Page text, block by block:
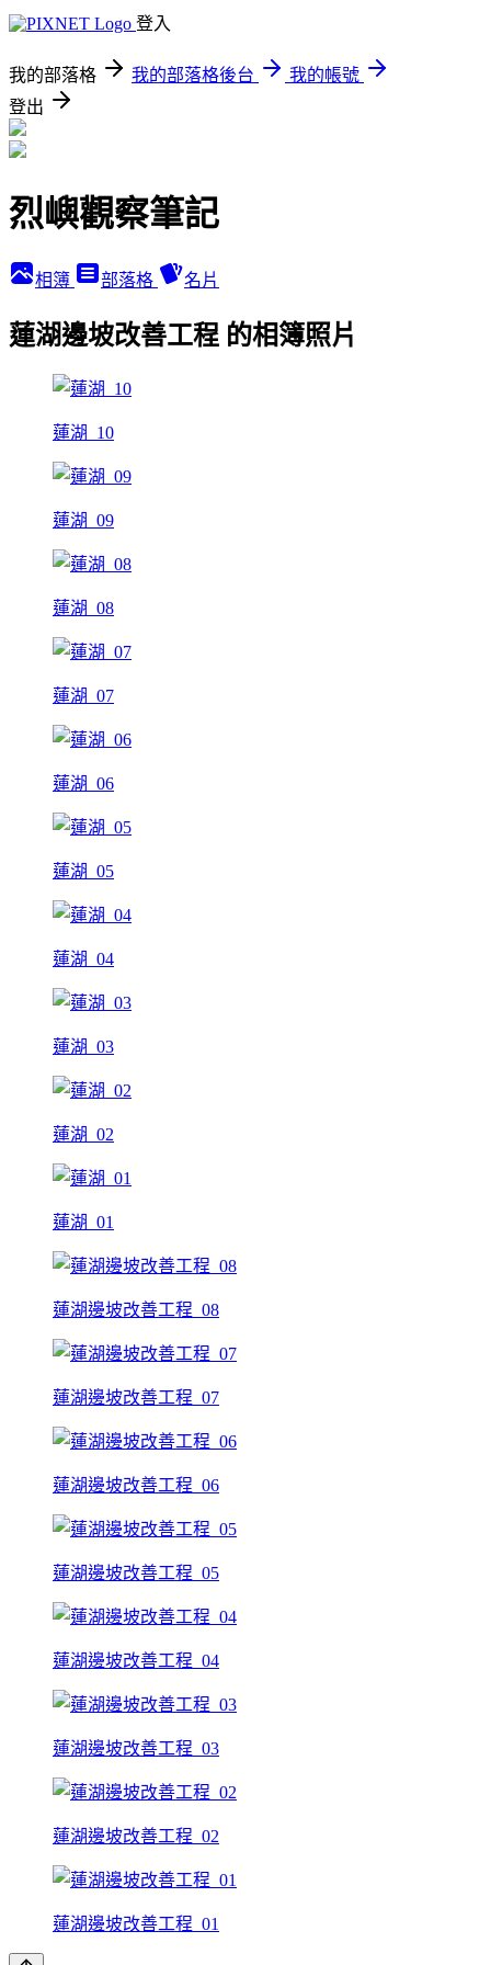
登入
我的部落格 我的部落格後台
我的帳號
登出
烈嶼觀察筆記
相簿 部落格 名片
蓮湖邊坡改善工程 的相簿照片
蓮湖_10
蓮湖_09
蓮湖_08
蓮湖_07
蓮湖_06
蓮湖_05
蓮湖_04
蓮湖_03
蓮湖_02
蓮湖_01
蓮湖邊坡改善工程_08
蓮湖邊坡改善工程_07
蓮湖邊坡改善工程_06
蓮湖邊坡改善工程_05
蓮湖邊坡改善工程_04
蓮湖邊坡改善工程_03
蓮湖邊坡改善工程_02
蓮湖邊坡改善工程_01